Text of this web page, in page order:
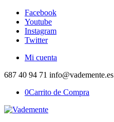
Facebook
Youtube
Instagram
Twitter
Mi cuenta
687 40 94 71 info@vademente.es
0Carrito de Compra